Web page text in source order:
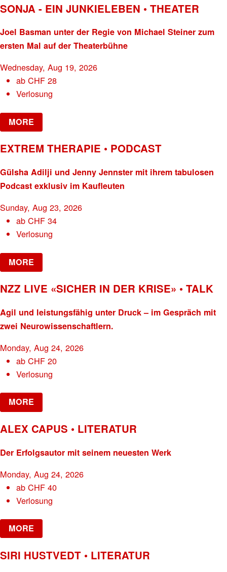
SONJA - EIN JUNKIELEBEN • THEATER
Joel Basman unter der Regie von Michael Steiner zum
ersten Mal auf der Theaterbühne
Wednesday, Aug 19, 2026
abCHF 28
Verlosung
MORE
EXTREM THERAPIE • PODCAST
Gülsha Adilji und Jenny Jennster mit ihrem tabulosen
Podcast exklusiv im Kaufleuten
Sunday, Aug 23, 2026
abCHF 34
Verlosung
MORE
NZZ LIVE «SICHER IN DER KRISE» • TALK
Agil und leistungsfähig unter Druck – im Gespräch mit
zwei Neurowissenschaftlern.
Monday, Aug 24, 2026
abCHF 20
Verlosung
MORE
ALEX CAPUS • LITERATUR
Der Erfolgsautor mit seinem neuesten Werk
Monday, Aug 24, 2026
abCHF 40
Verlosung
MORE
SIRI HUSTVEDT • LITERATUR